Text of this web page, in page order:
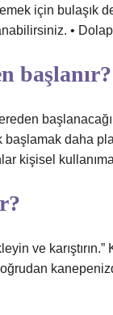
için bulaşık
•
başlanır?
daha
kişisel kullanıma
ve